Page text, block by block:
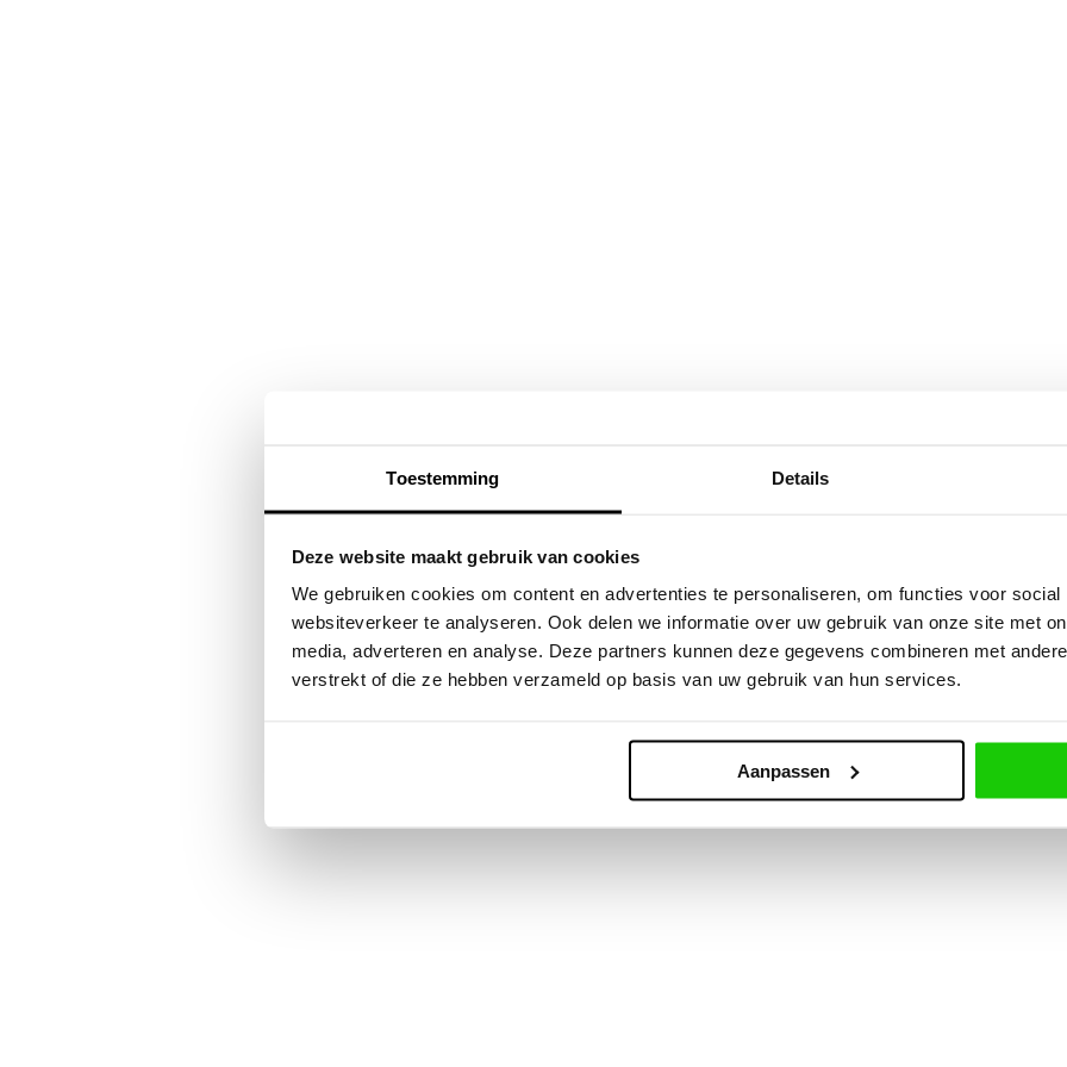
Toestemming Details
Deze website maakt gebruik van cookies
We gebruiken cookies om content en advertenties te personaliseren, om functies voor
websiteverkeer te analyseren. Ook delen we informatie over uw gebruik van onze site met
media, adverteren en analyse. Deze partners kunnen deze gegevens combineren met
verstrekt of die ze hebben verzameld op basis van uw gebruik van hun services.
Aanpassen